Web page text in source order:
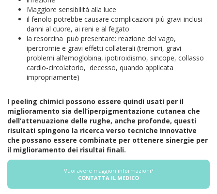
Maggiore sensibilità alla luce
il fenolo potrebbe causare complicazioni più gravi inclusi
danni al cuore, ai reni e al fegato
la resorcina può presentare: reazione del vago,
ipercromie e gravi effetti collaterali (tremori, gravi
problemi all’emoglobina, ipotiroidismo, sincope, collasso
cardio-circolatorio, decesso, quando applicata
impropriamente)
I peeling chimici possono essere quindi usati per il
miglioramento sia dell’iperpigmentazione cutanea che
dell’attenuazione delle rughe, anche profonde, questi
risultati spingono la ricerca verso tecniche innovative
che possano essere combinate per ottenere sinergie per
il miglioramento dei risultai finali.
Vuoi avere maggiori informazioni?
CONTATTA IL MEDICO